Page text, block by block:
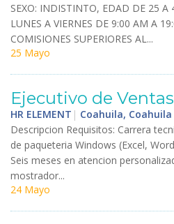
SEXO: INDISTINTO, EDAD DE 25 A
LUNES A VIERNES DE 9:00 AM A 19:
COMISIONES SUPERIORES AL...
25 Mayo
Ejecutivo de Ventas
HR ELEMENT | Coahuila, Coahuila
Descripcion Requisitos: Carrera
de paqueteria Windows (Excel, Word
Seis meses en atencion
mostrador...
24 Mayo